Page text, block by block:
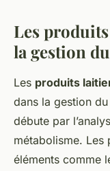
Les
vraiment
Aya•15 janvier 2025•
Les
la gestion
Les produits
dans la gestion
débute par
métabolisme. Les
éléments comme